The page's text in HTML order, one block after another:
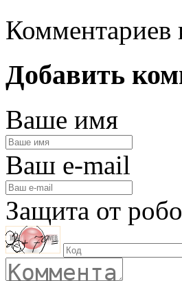
Комментариев
Добавить
Ваше имя
Ваш e-mail
Защита от